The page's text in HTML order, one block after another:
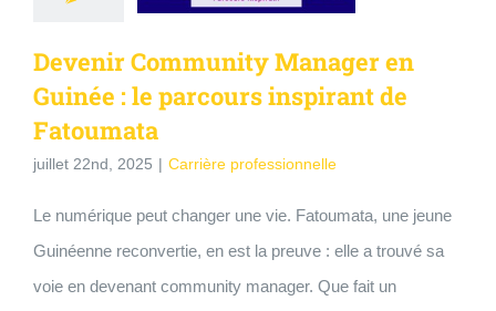
Devenir Community Manager en
Guinée : le parcours inspirant de
Fatoumata
juillet 22nd, 2025 | Carrière professionnelle
Le numérique peut changer une vie. Fatoumata, une jeune
Guinéenne reconvertie, en est la preuve : elle a trouvé sa
voie en devenant community manager. Que fait un